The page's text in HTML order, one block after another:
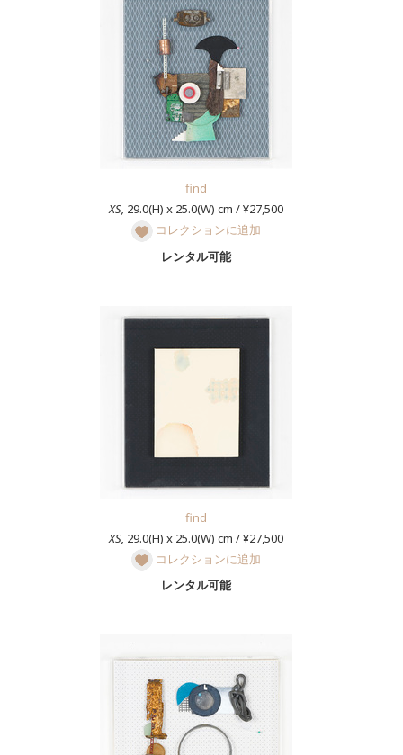
find
XS, 29.0(H) x 25.0(W) cm / ¥27,500
コレクションに追加
レンタル可能
find
XS, 29.0(H) x 25.0(W) cm / ¥27,500
コレクションに追加
レンタル可能